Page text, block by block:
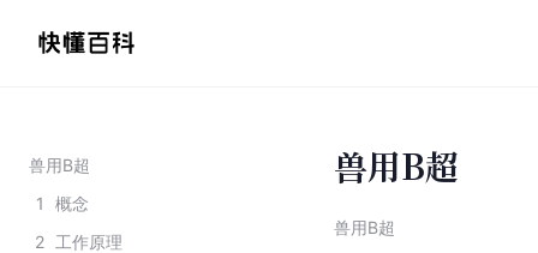
兽用B超
1
概念
2 工作原理
兽用B超
兽用B超